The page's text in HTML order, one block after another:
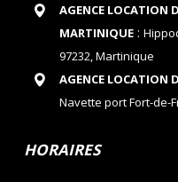
AGENCE LOCATION
MARTINIQUE:
97232, Martinique
AGENCE LOCATION
Navette port Fort-de-
HORAIRES